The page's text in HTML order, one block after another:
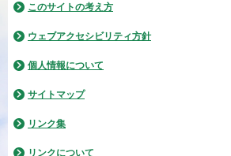
このサイトの考え方
ウェブアクセシビリティ方針
個人情報について
サイトマップ
リンク集
リンクについて